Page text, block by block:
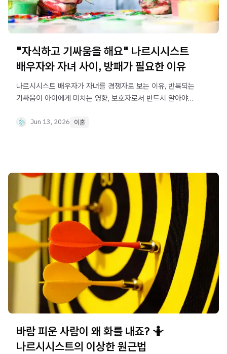
"자식하고 기싸움을 해요" 나르시시스트
배우자와 자녀 사이, 방패가 필요한 이유
나르시시스트 배우자가 자녀를 경쟁자로 보는 이유, 반복되는
기싸움이 아이에게 미치는 영향, 보호자로서 반드시 알아야
Jun 13, 2026 이혼
바람 피운 사람이 왜 화를 내죠? 🤷
나르시시스트의 이상한 원근법